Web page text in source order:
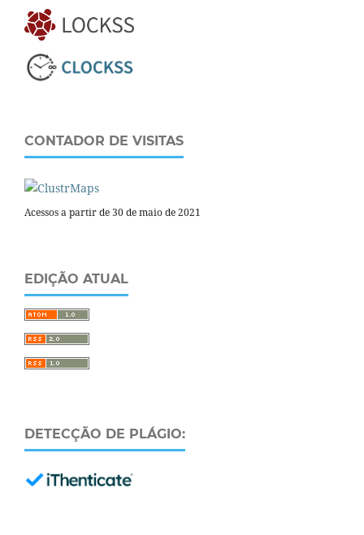
CONTADOR DE VISITAS
Acessos a partir de 30 de maio de 2021
EDIÇÃO ATUAL
DETECÇÃO DE PLÁGIO: